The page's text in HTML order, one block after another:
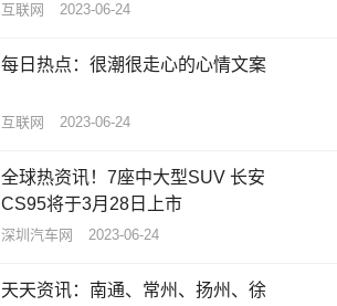
互联网 2023-06-24
每日热点：很潮很走心的心情文案
互联网 2023-06-24
全球热资讯！7座中大型SUV 长安
CS95将于3月28日上市
深圳汽车网 2023-06-24
天天资讯：南通、常州、扬州、徐